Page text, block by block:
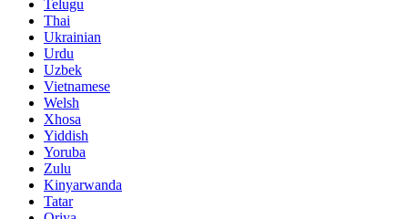
Telugu
Thai
Ukrainian
Urdu
Uzbek
Vietnamese
Welsh
Xhosa
Yiddish
Yoruba
Zulu
Kinyarwanda
Tatar